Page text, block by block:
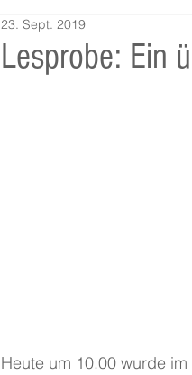
Lesprobe: Ein
23. Sept. 2019
Heute um 10.00 wurde